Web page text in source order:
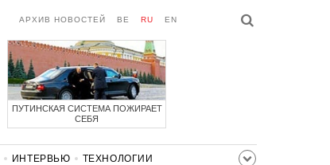
АРХИВ НОВОСТЕЙ BE RU EN
ПУТИНСКАЯ СИСТЕМА ПОЖИРАЕТ
СЕБЯ
ИНТЕРВЬЮ
ТЕХНОЛОГИИ